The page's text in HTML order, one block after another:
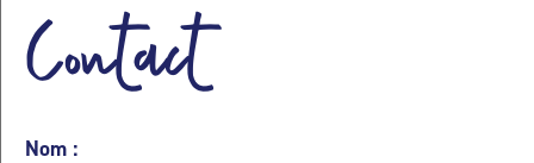
Contact
Nom :